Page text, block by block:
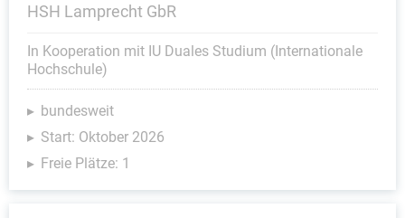
HSH Lamprecht GbR
In Kooperation mit IU Duales Studium (Internationale
Hochschule)
bundesweit
Start: Oktober 2026
Freie Plätze: 1